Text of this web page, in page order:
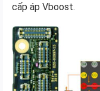
cấp áp Vboost.